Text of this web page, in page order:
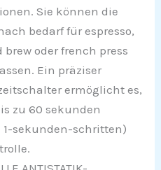
Sie können die
bedarf für espresso,
oder french press
Ein präziser
ermöglicht es,
zu 60 sekunden
sekunden-schritten)